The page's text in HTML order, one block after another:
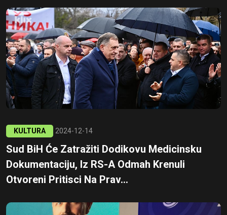
KULTURA 2024-12-14
Sud BiH Će Zatražiti Dodikovu Medicinsku
Dokumentaciju, Iz RS-A Odmah Krenuli
Otvoreni Pritisci Na Prav...